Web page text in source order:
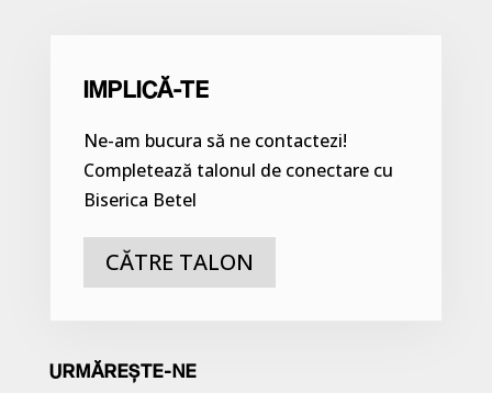
IMPLICĂ-TE
Ne-am bucura să ne contactezi!
Completează talonul de conectare cu
Biserica Betel
CĂTRE TALON
URMĂREȘTE-NE